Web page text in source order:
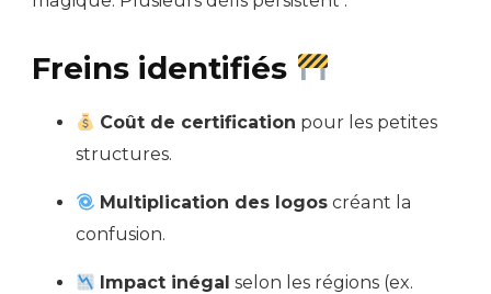
Freins identifiés
Coût de certification pour les petites
structures.
Multiplication des logos créant la
confusion.
Impact inégal selon les régions (ex.